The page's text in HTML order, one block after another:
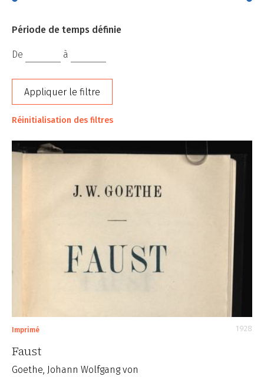
Période de temps définie
De à
Appliquer le filtre
Réinitialisation des filtres
Imprimé 1928
Faust
Goethe, Johann Wolfgang von